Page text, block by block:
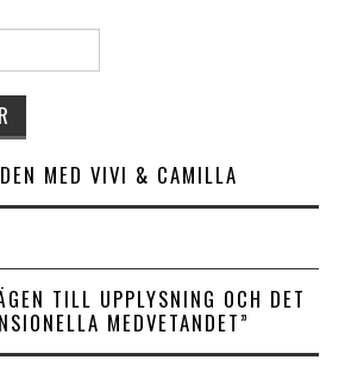
MED VIVI & CAMILLA
TILL UPPLYSNING OCH DET
MEDVETANDET”